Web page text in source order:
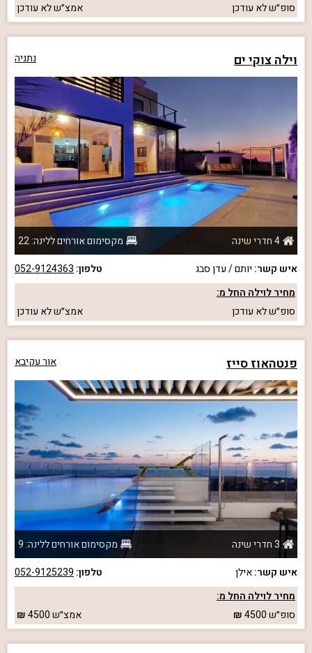
סופ״שלא עודכן אמצ״שלא עודכן
וילה צוקי ים נתניה
4 חדרי שינה
מקסימום אורחים ללינה: 22
איש קשר: יותם / עדן סבג טלפון: 052-9124363
מחיר לוילה החל מ:
סופ״שלא עודכן אמצ״שלא עודכן
פנטהאוז סייז אור עקיבא
3 חדרי שינה
מקסימום אורחים ללינה: 9
איש קשר:אילן טלפון: 052-9125239
מחיר לוילה החל מ:
סופ״ש4500 אמצ״ש4500